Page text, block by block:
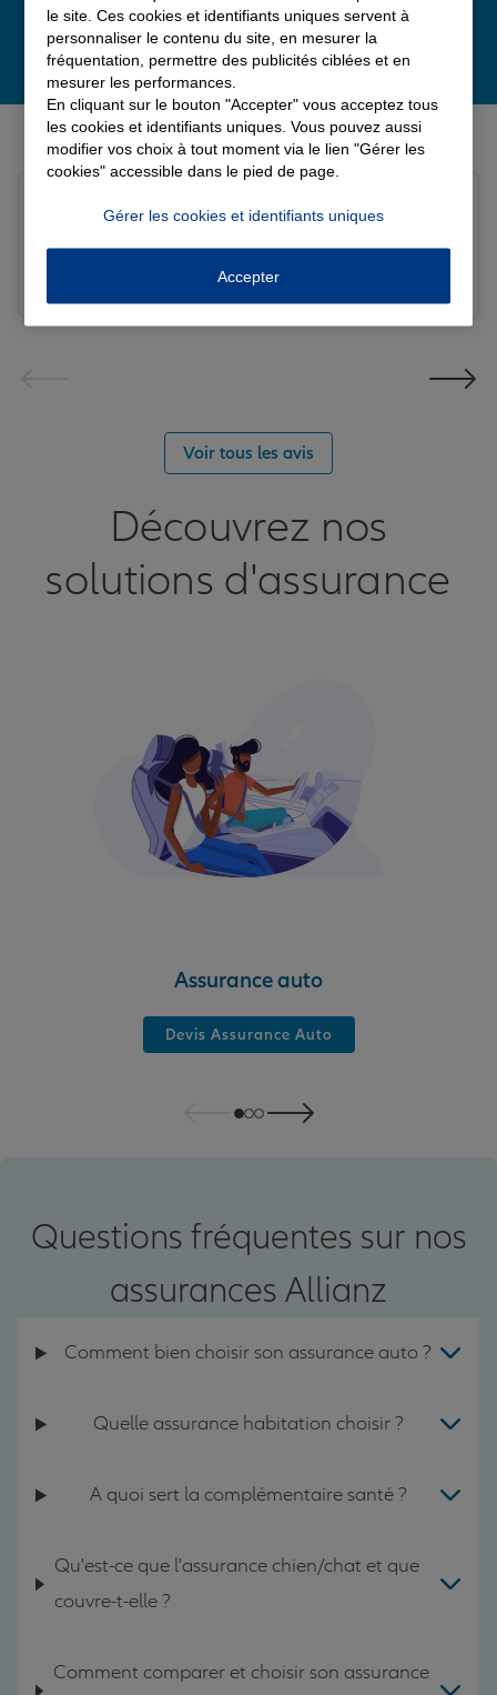
Derniers avis de nos agences Allianz
Note de 5 sur 5
Réactif et efficace le service impeccable
Voir tous les avis
Découvrez nos
solutions d'assurance
Assurance auto
Devis Assurance Auto
Questions fréquentes sur nos
assurances Allianz
Comment bien choisir son assurance auto ?
Quelle assurance habitation choisir ?
A quoi sert la complémentaire santé ?
Qu'est-ce que l'assurance chien/chat et que
couvre-t-elle ?
Comment comparer et choisir son assurance
le site. Ces cookies et identifiants uniques servent à
personnaliser le contenu du site, en mesurer la
fréquentation, permettre des publicités ciblées et en
mesurer les performances.
En cliquant sur le bouton "Accepter" vous acceptez tous
les cookies et identifiants uniques. Vous pouvez aussi
modifier vos choix à tout moment via le lien "Gérer les
cookies" accessible dans le pied de page.
Gérer les cookies et identifiants uniques
Accepter